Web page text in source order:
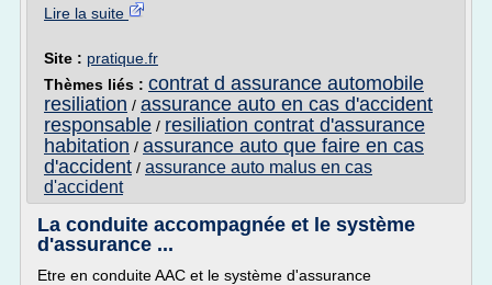
Lire la suite
Site : pratique.fr
Thèmes liés : contrat d assurance automobile
resiliation / assurance auto en cas d'accident
responsable / resiliation contrat d'assurance
habitation / assurance auto que faire en cas
d'accident / assurance auto malus en cas
d'accident
La conduite accompagnée et le système
d'assurance ...
Etre en conduite AAC et le système d'assurance